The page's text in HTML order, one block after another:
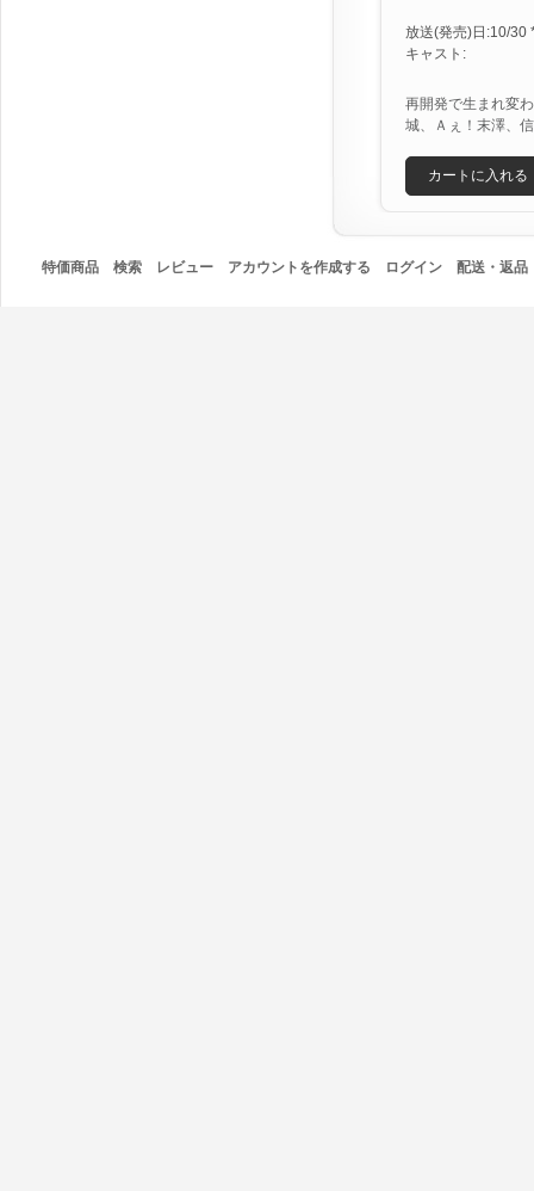
放送(発売)日:10/30
キャスト:
再開発で生まれ変
城、Ａぇ！末澤、
カートに入れる
特価商品 検索 レビュー アカウントを作成する ログイン 配送・返品